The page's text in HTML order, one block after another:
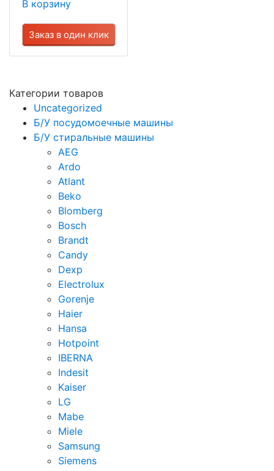
В корзину
Заказ в один клик
Категории товаров
Uncategorized
Б/У посудомоечные машины
Б/У стиральные машины
AEG
Ardo
Atlant
Beko
Blomberg
Bosch
Brandt
Candy
Dexp
Electrolux
Gorenje
Haier
Hansa
Hotpoint
IBERNA
Indesit
Kaiser
LG
Mabe
Miele
Samsung
Siemens